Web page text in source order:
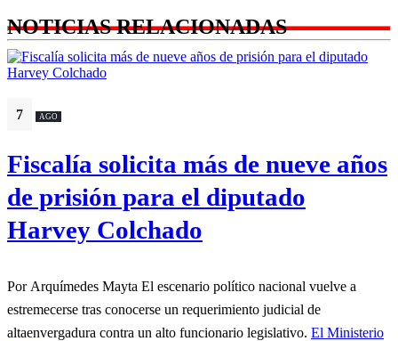
NOTICIAS RELACIONADAS
7 AGO
Fiscalía solicita más de nueve años
de prisión para el diputado
Harvey Colchado
Por Arquímedes Mayta El escenario político nacional vuelve a
estremecerse tras conocerse un requerimiento judicial de
altaenvergadura contra un alto funcionario legislativo. El Ministerio